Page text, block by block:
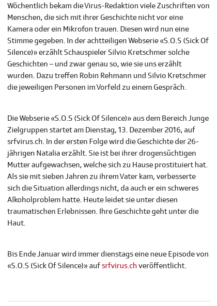
Wöchentlich bekam die Virus-Redaktion viele Zuschriften von
Menschen, die sich mit ihrer Geschichte nicht vor eine
Kamera oder ein Mikrofon trauen. Diesen wird nun eine
Stimme gegeben. In der achtteiligen Webserie «S.O.S (Sick Of
Silence)» erzählt Schauspieler Silvio Kretschmer solche
Geschichten – und zwar genau so, wie sie uns erzählt
wurden. Dazu treffen Robin Rehmann und Silvio Kretschmer
die jeweiligen Personen im Vorfeld zu einem Gespräch.
Die Webserie «S.O.S (Sick Of Silence)» aus dem Bereich Junge
Zielgruppen startet am Dienstag, 13. Dezember 2016, auf
srfvirus.ch. In der ersten Folge wird die Geschichte der 26-
jährigen Natalia erzählt. Sie ist bei ihrer drogensüchtigen
Mutter aufgewachsen, welche sich zu Hause prostituiert hat.
Als sie mit sieben Jahren zu ihrem Vater kam, verbesserte
sich die Situation allerdings nicht, da auch er ein schweres
Alkoholproblem hatte. Heute leidet sie unter diesen
traumatischen Erlebnissen. Ihre Geschichte geht unter die
Haut.
Bis Ende Januar wird immer dienstags eine neue Episode von
«S.O.S (Sick Of Silence)» aufsrfvirus.ch veröffentlicht.